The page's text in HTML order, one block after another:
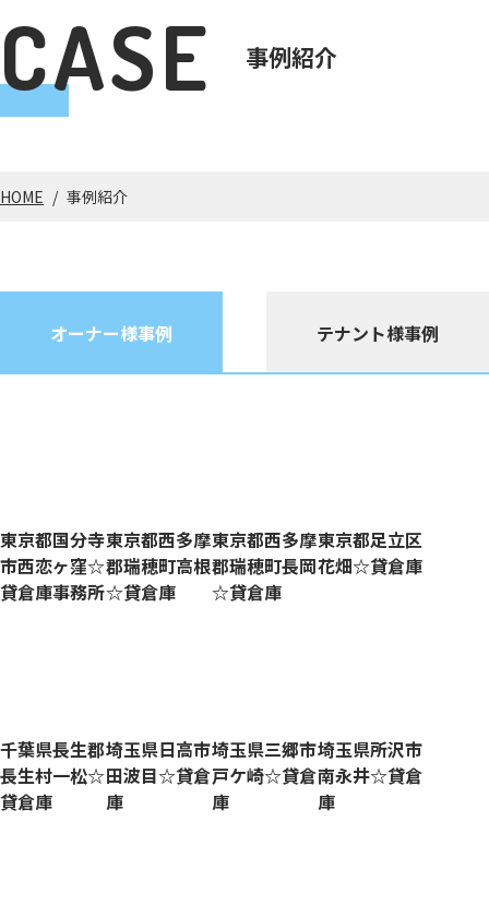
CASE 事例紹介
HOME / 事例紹介
オーナー様事例 テナント様事例
東京都国分寺
市西恋ヶ窪☆
貸倉庫事務所
東京都西多摩
郡瑞穂町高根
☆貸倉庫
東京都西多摩
郡瑞穂町長岡
☆貸倉庫
東京都足立区
花畑☆貸倉庫
千葉県長生郡
長生村一松☆
貸倉庫
埼玉県日高市
田波目☆貸倉
庫
埼玉県三郷市
戸ケ崎☆貸倉
庫
埼玉県所沢市
南永井☆貸倉
庫